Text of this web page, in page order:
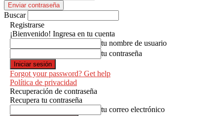
Buscar
Registrarse
¡Bienvenido! Ingresa en tu cuenta
tu nombre de usuario
tu contraseña
Forgot your password? Get help
Política de privacidad
Recuperación de contraseña
Recupera tu contraseña
tu correo electrónico